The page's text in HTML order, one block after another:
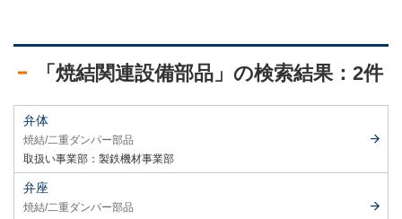
「焼結関連設備部品」の検索結果：2件
弁体
焼結 二重ダンパー部品
取扱い事業部： 製鉄機材事業部
弁座
焼結 二重ダンパー部品